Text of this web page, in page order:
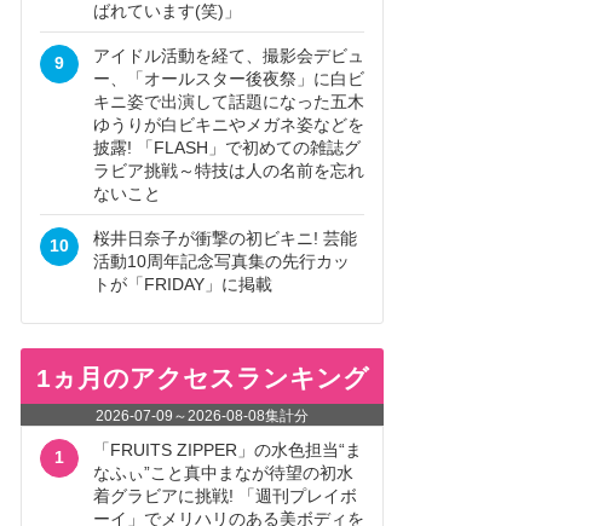
ばれています(笑)」
9
アイドル活動を経て、撮影会デビュ
ー、「オールスター後夜祭」に白ビ
キニ姿で出演して話題になった五木
ゆうりが白ビキニやメガネ姿などを
披露! 「FLASH」で初めての雑誌グ
ラビア挑戦～特技は人の名前を忘れ
ないこと
10
桜井日奈子が衝撃の初ビキニ! 芸能
活動10周年記念写真集の先行カッ
トが「FRIDAY」に掲載
1ヵ月のアクセスランキング
2026-07-09 ～2026-08-08集計分
1
「FRUITS ZIPPER」の水色担当“ま
なふぃ”こと真中まなが待望の初水
着グラビアに挑戦! 「週刊プレイボ
ーイ」でメリハリのある美ボディを